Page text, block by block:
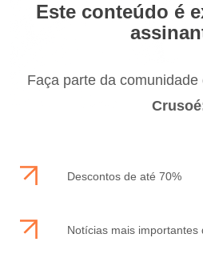
Este conteúdo é
Faça parte da comunidade
Descontos de até 70%
Notícias mais importantes